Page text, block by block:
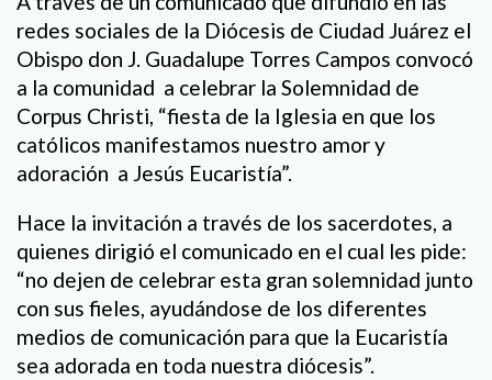
redes sociales de la Diócesis de Ciudad Juárez el
Obispo don J. Guadalupe Torres Campos convocó
a la comunidad a celebrar la Solemnidad de
Corpus Christi, “fiesta de la Iglesia en que los
católicos manifestamos nuestro amor y
adoración a Jesús Eucaristía”.
Hace la invitación a través de los sacerdotes, a
quienes dirigió el comunicado en el cual les pide:
“no dejen de celebrar esta gran solemnidad junto
con sus fieles, ayudándose de los diferentes
medios de comunicación para que la Eucaristía
sea adorada en toda nuestra diócesis”.